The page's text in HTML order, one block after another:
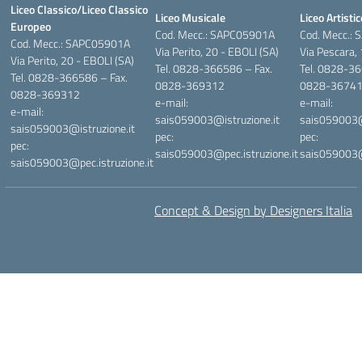
Liceo Classico/Liceo Classico
Europeo
Cod. Mecc.: SAPC05901A
Via Perito, 20 - EBOLI (SA)
Tel. 0828-366586 – Fax.
0828-369312
e-mail:
sais059003@istruzione.it
pec:
sais059003@pec.istruzione.it
Liceo Musicale
Cod. Mecc.: SAPC05901A
Via Perito, 20 - EBOLI (SA)
Tel. 0828-366586 – Fax.
0828-369312
e-mail:
sais059003@istruzione.it
pec:
sais059003@pec.istruzione.it
Liceo
Cod. Mecc.:
Via
Tel. 0828-
0828-
e-mail:
pec:
Concept & Design by Designers Italia